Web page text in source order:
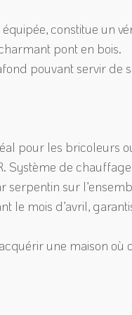
constitue un
pont en bois.
pouvant servir de
pour les bricoleurs
Système de
sur
le mois d’avril,
une maison